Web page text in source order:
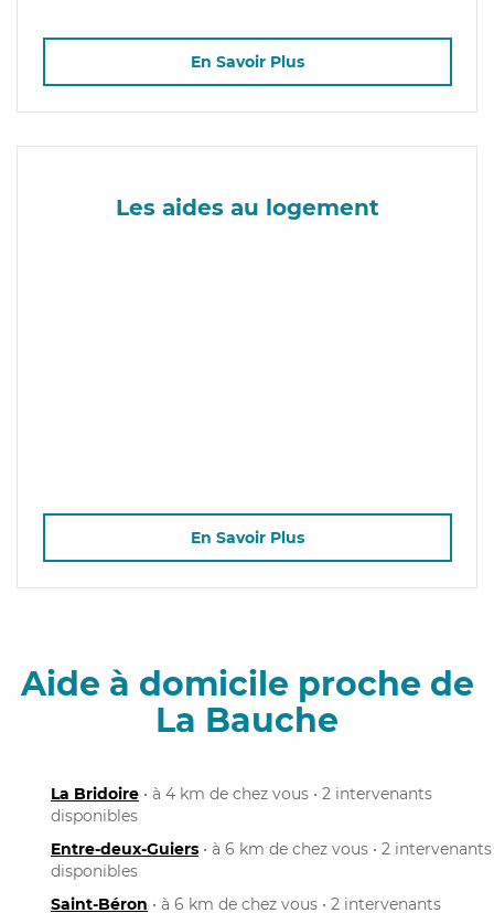
En Savoir Plus
Les aides au logement
En Savoir Plus
Aide à domicile proche de
La Bauche
La Bridoire • à 4 km de chez vous • 2 intervenants
disponibles
Entre-deux-Guiers • à 6 km de chez vous • 2 intervenants
disponibles
Saint-Béron • à 6 km de chez vous • 2 intervenants